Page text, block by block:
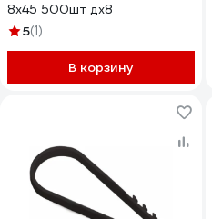
8х45 500шт дх8
5(1)
В корзину